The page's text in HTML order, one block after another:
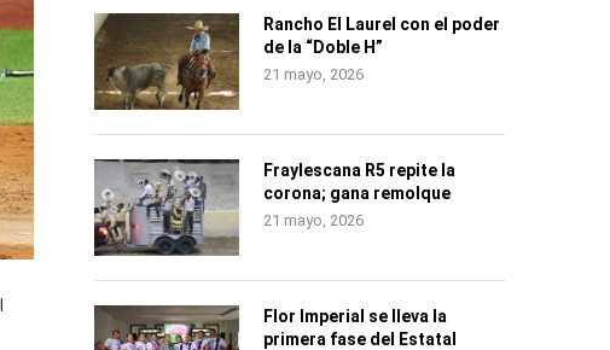
Rancho El Laurel con el poder
de la “Doble H”
21 mayo, 2026
Fraylescana R5 repite la
corona; gana remolque
21 mayo, 2026
Flor Imperial se lleva la
primera fase del Estatal